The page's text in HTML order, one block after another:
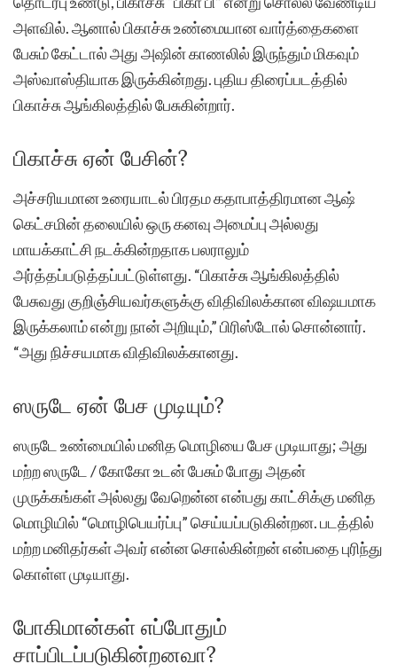
அளவில். ஆனால் பிகாச்சு உண்மையான வார்த்தைகளை
பேசும் கேட்டால் அது அஷின் காணலில் இருந்தும் மிகவும்
அஸ்வாஸ்தியாக இருக்கின்றது. புதிய திரைப்படத்தில்
பிகாச்சு ஆங்கிலத்தில் பேசுகின்றார்.
பிகாச்சு ஏன் பேசின்?
அச்சரியமான உரையாடல் பிரதம கதாபாத்திரமான ஆஷ்
கெட்சமின் தலையில் ஒரு கனவு அமைப்பு அல்லது
மாயக்காட்சி நடக்கின்றதாக பலராலும்
அர்த்தப்படுத்தப்பட்டுள்ளது. “பிகாச்சு ஆங்கிலத்தில்
பேசுவது குறிஞ்சியவர்களுக்கு விதிவிலக்கான விஷயமாக
இருக்கலாம் என்று நான் அறியும்,” பிரிஸ்டோல் சொன்னார்.
“அது நிச்சயமாக விதிவிலக்கானது.
ஸருடே ஏன் பேச முடியும்?
ஸருடே உண்மையில் மனித மொழியை பேச முடியாது; அது
மற்ற ஸருடே / கோகோ உடன் பேசும் போது அதன்
முருக்கங்கள் அல்லது வேறென்ன என்பது காட்சிக்கு மனித
மொழியில் “மொழிபெயர்ப்பு” செய்யப்படுகின்றன. படத்தில்
மற்ற மனிதர்கள் அவர் என்ன சொல்கின்றன் என்பதை புரிந்து
கொள்ள முடியாது.
போகிமான்கள் எப்போதும்
சாப்பிடப்படுகின்றனவா?